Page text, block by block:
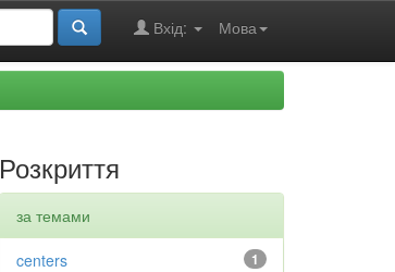
Мова
Вхід:
Розкриття
за темами
1
centers